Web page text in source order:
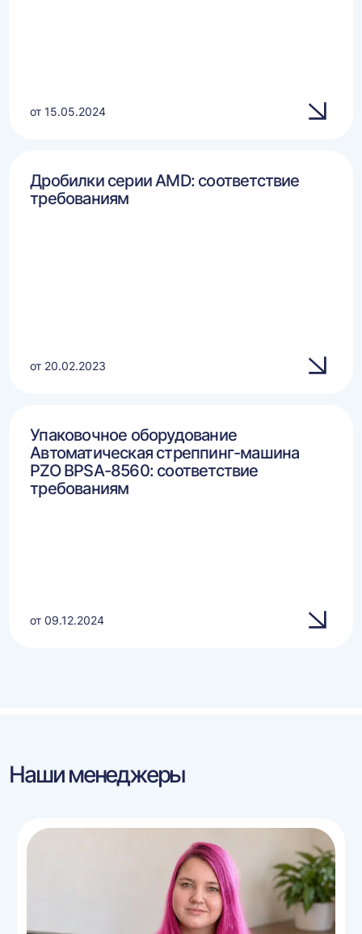
от 15.05.2024
Дробилки серии AMD: соответствие
требованиям
от 20.02.2023
Упаковочное оборудование
Автоматическая стреппинг-машина
PZO BPSA-8560: соответствие
требованиям
от 09.12.2024
Наши менеджеры